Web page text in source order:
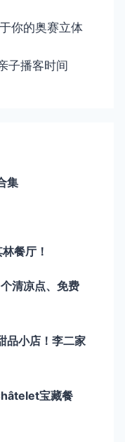
你的奥赛立体
子播客时间
集
餐厅！
清凉点、免费
品小店！李二家
宝藏餐